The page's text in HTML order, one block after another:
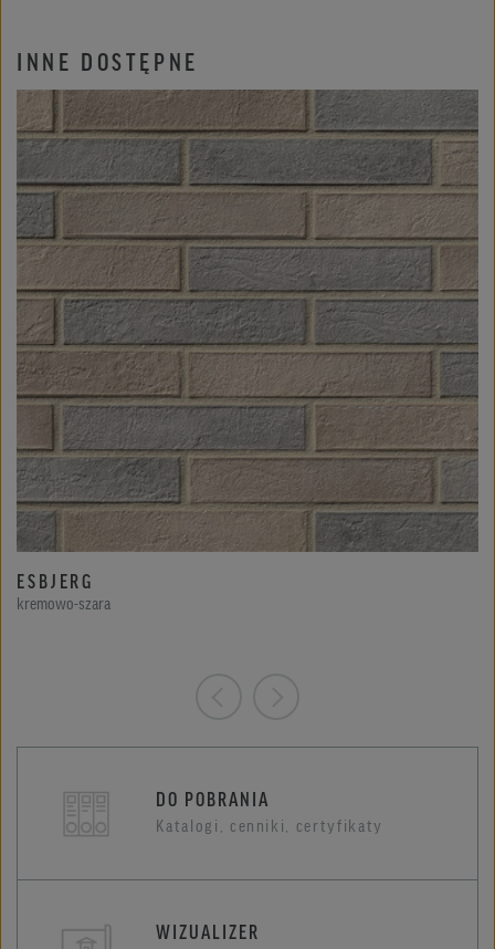
INNE DOSTĘPNE
ESBJERG
kremowo-szara
DO POBRANIA
Katalogi, cenniki, certyfikaty
WIZUALIZER